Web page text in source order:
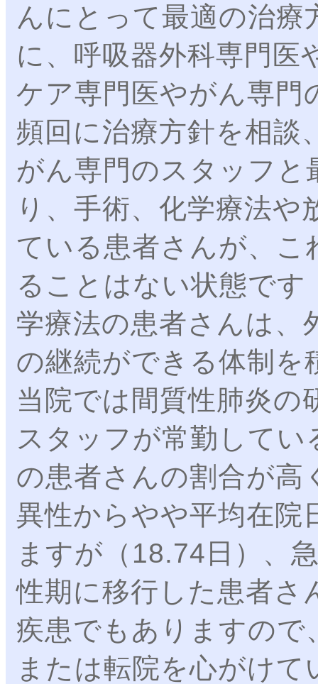
んにとって最適の治療
に、呼吸器外科専門医
ケア専門医やがん専門
頻回に治療方針を相談
がん専門のスタッフと
り、手術、化学療法や
ている患者さんが、
ることはない状態で
学療法の患者さんは、
の継続ができる体制を
当院では間質性肺炎の
スタッフが常勤して
の患者さんの割合が高
異性からやや平均在院
ますが（18.74日）、
性期に移行した患者さ
疾患でもありますので
または転院を心がけて